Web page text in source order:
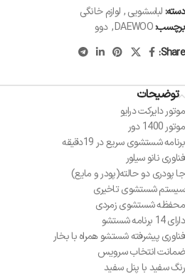
دسته:لباسشویی, لوازم خانگی
برچسب:DAEWOO
, دوو
Share:
توضیحات
موتور دایرکت درایو
موتور 1400 دور
برنامه شستشوی سریع در 19دقیقه
فناوری نانو سیلور
جا پودری دو حالته(پودر و مایع)
سیستم شستشوی تاخیری
محفظه شستشوی زمردی
دارای 14 برنامه شستشو
فناوری پیشرفته شستشو همراه با بخار
ضمانت انتخاب سرویس
رنگ سفید با پنل سفید